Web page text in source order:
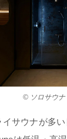
サウナが多
© ソロサウナ